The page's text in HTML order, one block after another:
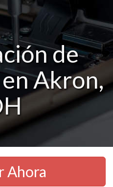
de
Akron,
Ahora